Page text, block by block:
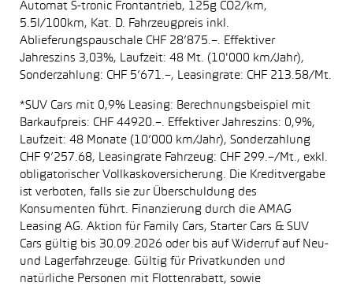
Automat S-tronic Frontantrieb, 125g CO2/km,
5.5l/100km, Kat. D. Fahrzeugpreis inkl.
Ablieferungspauschale CHF 28’875.–. Effektiver
Jahreszins 3,03%, Laufzeit: 48 Mt. (10'000 km/Jahr),
Sonderzahlung: CHF 5’671.–, Leasingrate: CHF 213.58/Mt.
*SUV Cars mit 0,9% Leasing: Berechnungsbeispiel mit
Barkaufpreis: CHF 44920.–. Effektiver Jahreszins: 0,9%,
Laufzeit: 48 Monate (10’000 km/Jahr), Sonderzahlung
CHF 9’257.68, Leasingrate Fahrzeug: CHF 299.–/Mt., exkl.
obligatorischer Vollkaskoversicherung. Die Kreditvergabe
ist verboten, falls sie zur Überschuldung des
Konsumenten führt. Finanzierung durch die AMAG
Leasing AG. Aktion für Family Cars, Starter Cars & SUV
Cars gültig bis 30.09.2026 oder bis auf Widerruf auf Neu-
und Lagerfahrzeuge. Gültig für Privatkunden und
natürliche Personen mit Flottenrabatt, sowie